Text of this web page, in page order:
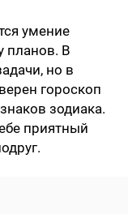
умение
планов. В
но в
гороскоп
зодиака.
приятный